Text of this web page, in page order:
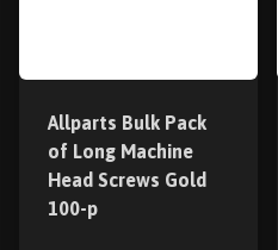
Allparts Bulk Pack
of Long Machine
Head Screws Gold
100-p